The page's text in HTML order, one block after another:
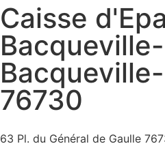
Caisse
76730
63 Pl. du Général de Gaulle